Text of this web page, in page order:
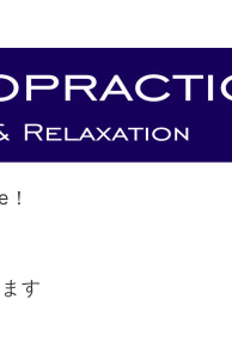
す